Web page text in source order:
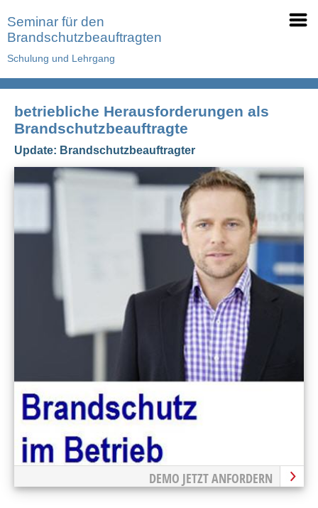
Seminar für den
Brandschutzbeauftragten
Schulung und Lehrgang
betriebliche Herausforderungen als
Brandschutzbeauftragte
Update: Brandschutzbeauftragter
DEMO JETZT ANFORDERN